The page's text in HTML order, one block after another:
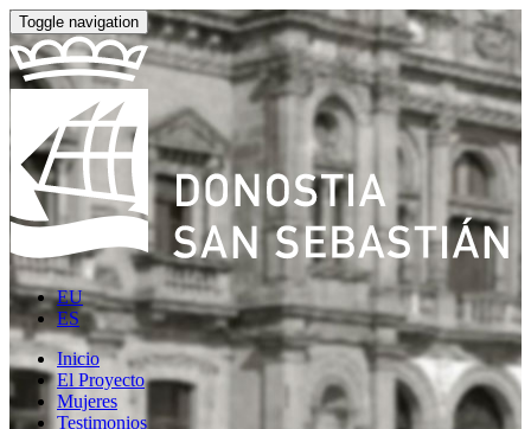
Toggle navigation
EU
ES
Inicio
El Proyecto
Mujeres
Testimonios